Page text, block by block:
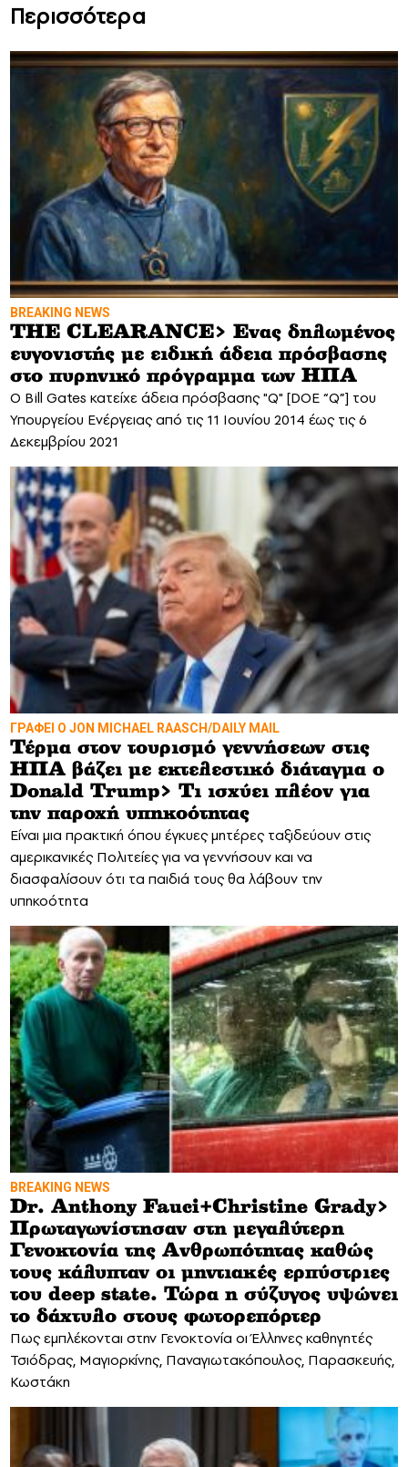
Περισσότερα
BREAKING NEWS
THE CLEARANCE> Eνας δηλωμένος
ευγονιστής με ειδική άδεια πρόσβασης
στο πυρηνικό πρόγραμμα των ΗΠΑ
O Bill Gates κατείχε άδεια πρόσβασης "Q" [DOE “Q”] του
Υπουργείου Ενέργειας από τις 11 Ιουνίου 2014 έως τις 6
Δεκεμβρίου 2021
ΓΡΑΦΕΙ Ο JON MICHAEL RAASCH/DAILY MAIL
Τέρμα στον τουρισμό γεννήσεων στις
ΗΠΑ βάζει με εκτελεστικό διάταγμα ο
Donald Trump> Τι ισχύει πλέον για
την παροχή υπηκοότητας
Είναι μια πρακτική όπου έγκυες μητέρες ταξιδεύουν στις
αμερικανικές Πολιτείες για να γεννήσουν και να
διασφαλίσουν ότι τα παιδιά τους θα λάβουν την
υπηκοότητα
BREAKING NEWS
Dr. Anthony Fauci+Christine Grady>
Πρωταγωνίστησαν στη μεγαλύτερη
Γενοκτονία της Ανθρωπότητας καθώς
τους κάλυπταν οι μηντιακές ερπύστριες
του deep state. Τώρα η σύζυγος υψώνει
το δάχτυλο στους φωτορεπόρτερ
Πως εμπλέκονται στην Γενοκτονία οι Έλληνες καθηγητές
Τσιόδρας, Μαγιορκίνης, Παναγιωτακόπουλος, Παρασκευής,
Κωστάκη